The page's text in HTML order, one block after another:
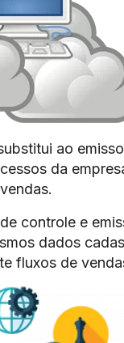
ao
da
controle e
dados
fluxos de